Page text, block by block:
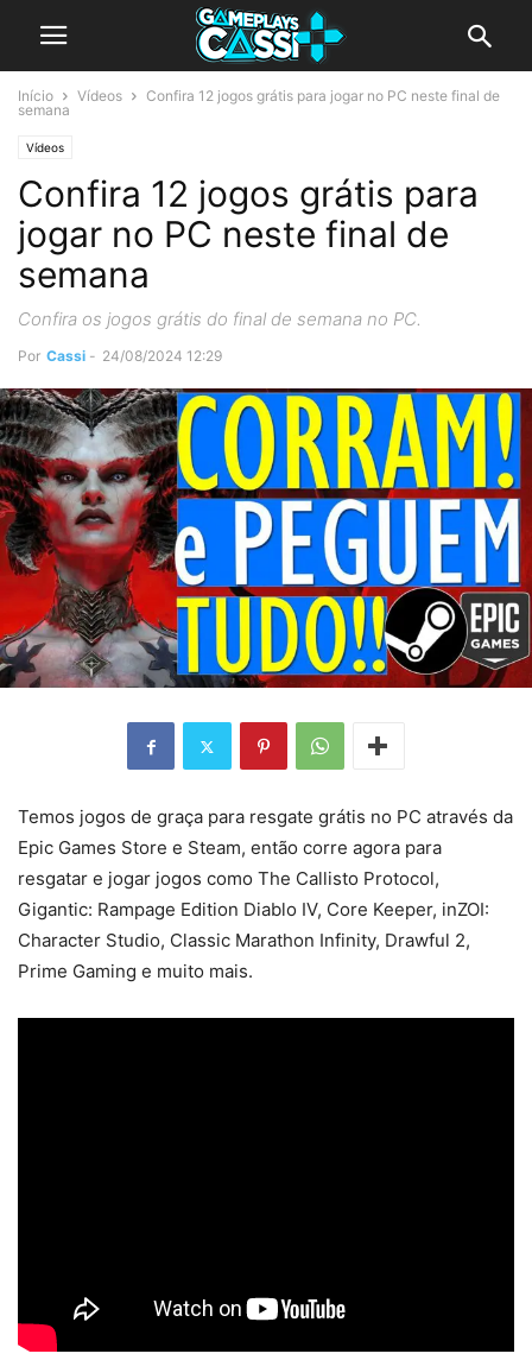
Início Vídeos
Confira 12 jogos grátis para jogar no PC neste final de
semana
Vídeos
Confira 12 jogos grátis para
jogar no PC neste final de
semana
Confira os jogos grátis do final de semana no PC.
Por Cassi - 24/08/2024 12:29
Temos jogos de graça para resgate grátis no PC através da
Epic Games Store e Steam, então corre agora para
resgatar e jogar jogos como The Callisto Protocol,
Gigantic: Rampage Edition Diablo IV, Core Keeper, inZOI:
Character Studio, Classic Marathon Infinity, Drawful 2,
Prime Gaming e muito mais.